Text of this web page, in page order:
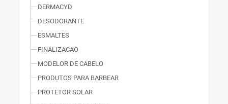
DERMACYD
DESODORANTE
ESMALTES
FINALIZACAO
MODELOR DE CABELO
PRODUTOS PARA BARBEAR
PROTETOR SOLAR